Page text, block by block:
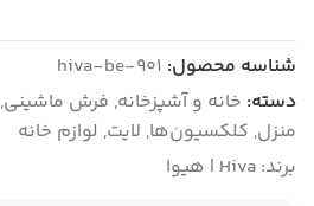
شناسه محصول: hiva-be-901
دسته: خانه و آشپزخانه, فرش ماشینی,
منزل, کلکسیون‌ها, لایت, لوازم خانه
برند: Hiva | هیوا